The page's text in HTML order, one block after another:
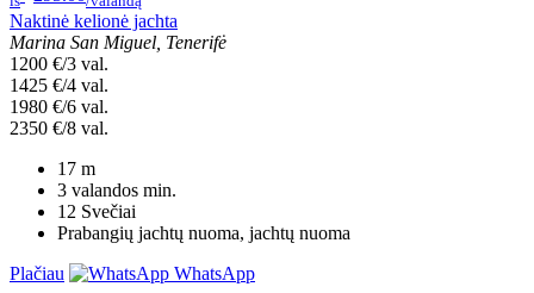
Naktinė kelionė jachta
Marina San Miguel, Tenerifė
1200 €/3 val.
1425 €/4 val.
1980 €/6 val.
2350 €/8 val.
17 m
3 valandos min.
12 Svečiai
Prabangių jachtų nuoma, jachtų nuoma
Plačiau
WhatsApp